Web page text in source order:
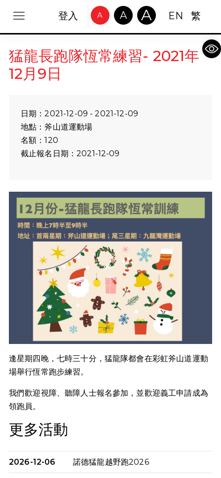
登入 A A A EN 繁
猛龍長跑隊恆常練習- 2021年
12月9日
日期：2021-12-09 - 2021-12-09
地點：斧山道運動場
名額：120
截止報名日期：2021-12-09
逢星期四晚，七時三十分，猛龍隊都會在彩虹斧山道運動
場舉行恆常跑步練習。
我們歡迎視障、聽障人士報名參加，並歡迎義工申請成為
領跑員。
更多活動
2026-12-06 諾德猛龍越野跑2026